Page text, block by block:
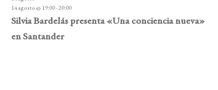
14 agosto @ 19:00-20:00
Silvia Bardelás presenta «Una conciencia nueva»
en Santander